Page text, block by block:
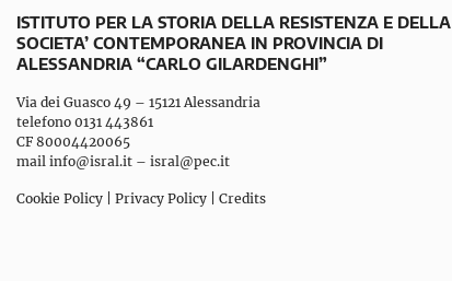
ISTITUTO PER LA STORIA DELLA RESISTENZA E DELLA
SOCIETA’ CONTEMPORANEA IN PROVINCIA DI
ALESSANDRIA “CARLO GILARDENGHI”
Via dei Guasco 49 – 15121 Alessandria
telefono 0131 443861
CF 80004420065
mail info@isral.it – isral@pec.it
Cookie Policy Privacy Policy Credits